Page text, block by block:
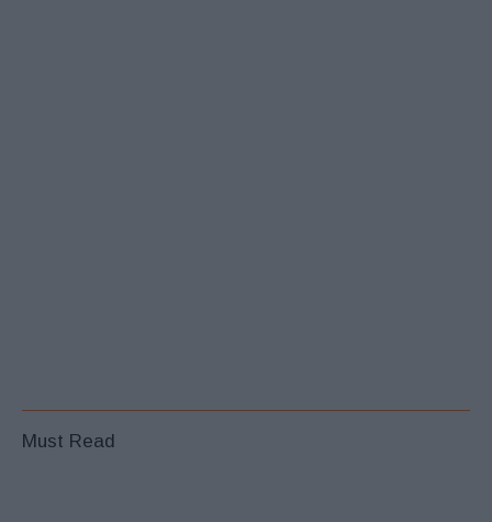
Must Read